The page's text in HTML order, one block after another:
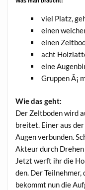
viel Platz,
einen
einen
acht
eine
Grup­pen Ã¡
Wie das geht:
Der Zelt­bo­den wird
brei­tet. Einer aus
Augen ver­bun­den.
Akteur durch
Jetzt werft ihr die
den. Der Teil­neh­mer,
bekommt nun die